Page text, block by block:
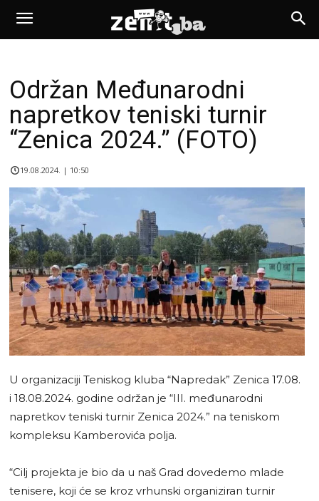
Održan Međunarodni
napretkov teniski turnir
“Zenica 2024.” (FOTO)
19.08.2024. | 10:50
U organizaciji Teniskog kluba “Napredak” Zenica 17.08.
i 18.08.2024. godine održan je “III. međunarodni
napretkov teniski turnir Zenica 2024.” na teniskom
kompleksu Kamberovića polja.
“Cilj projekta je bio da u naš Grad dovedemo mlade
tenisere, koji će se kroz vrhunski organiziran turnir